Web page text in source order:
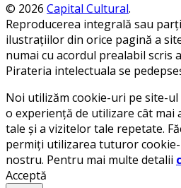
© 2026 Capital Cultural.
Reproducerea integrală sau
ilustrațiilor din orice pagină a
numai cu acordul prealabil scris
Pirateria intelectuala se
Noi utilizăm cookie-uri pe site-
o experiență de utilizare cât
tale și a vizitelor tale repetate.
permiți utilizarea tuturor
nostru. Pentru mai multe detalii
Acceptă